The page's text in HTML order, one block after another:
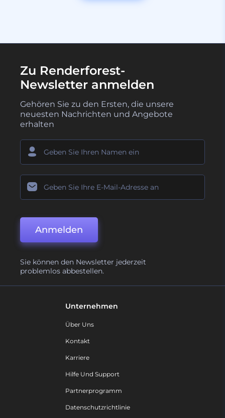
Zu Renderforest-
Newsletter anmelden
Gehören Sie zu den Ersten, die unsere
neuesten Nachrichten und Angebote
erhalten
Anmelden
Sie können den Newsletter jederzeit
problemlos abbestellen.
Unternehmen
Über Uns
Kontakt
Karriere
Hilfe Und Support
Partnerprogramm
Datenschutzrichtlinie